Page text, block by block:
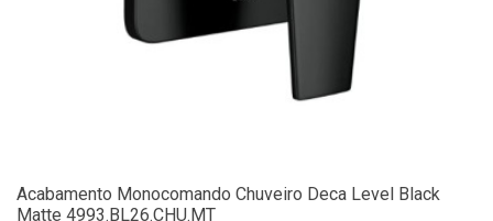
Acabamento Monocomando Chuveiro Deca Level Black
Matte 4993.BL26.CHU.MT